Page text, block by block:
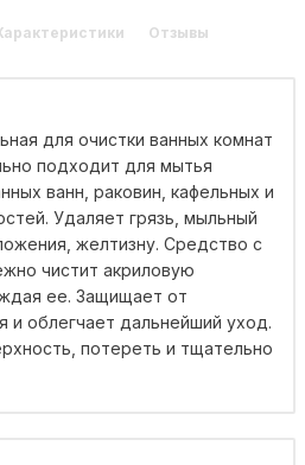
Отзывы
для очистки ванных комнат
подходит для мытья
ванн, раковин, кафельных и
Удаляет грязь, мыльный
желтизну. Средство с
чистит акриловую
ее. Защищает от
и облегчает дальнейший уход.
потереть и тщательно